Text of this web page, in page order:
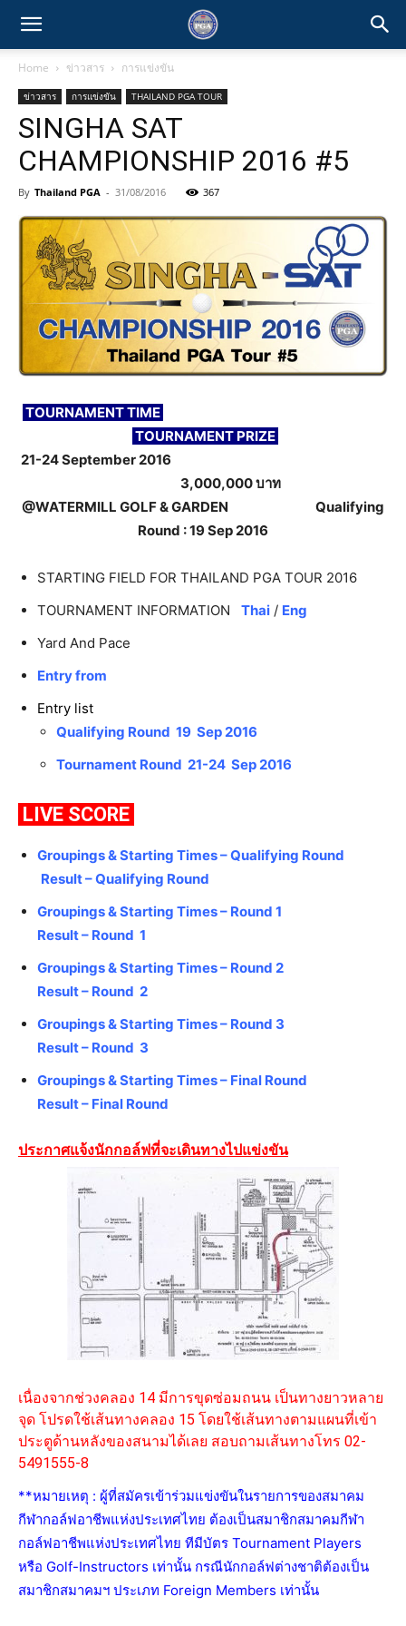
Home ข่าวสาร การแข่งขัน
ข่าวสาร การแข่งขัน THAILAND PGA TOUR
SINGHA SAT
CHAMPIONSHIP 2016 #5
By Thailand PGA - 31/08/2016 367
TOURNAMENT TIME
TOURNAMENT PRIZE
21-24 September 2016
3,000,000 บาท
@WATERMILL GOLF & GARDEN Qualifying
Round : 19 Sep 2016
STARTING FIELD FOR THAILAND PGA TOUR 2016
TOURNAMENT INFORMATION Thai / Eng
Yard And Pace
Entry from
Entry list
Qualifying Round 19 Sep 2016
Tournament Round 21-24 Sep 2016
LIVE SCORE
Groupings & Starting Times – Qualifying Round
Result – Qualifying Round
Groupings & Starting Times – Round 1
Result – Round 1
Groupings & Starting Times – Round 2
Result – Round 2
Groupings & Starting Times – Round 3
Result – Round 3
Groupings & Starting Times – Final Round
Result – Final Round
ประกาศแจ้งนักกอล์ฟที่จะเดินทางไปแข่งขัน
เนื่องจากช่วงคลอง 14 มีการขุดซ่อมถนน เป็นทางยาวหลาย
จุด โปรดใช้เส้นทางคลอง 15 โดยใช้เส้นทางตามแผนที่เข้า
ประตูด้านหลังของสนามได้เลย สอบถามเส้นทางโทร 02-
5491555-8
**หมายเหตุ : ผู้ที่สมัครเข้าร่วมแข่งขันในรายการของสมาคม
กีฬากอล์ฟอาชีพแห่งประเทศไทย ต้องเป็นสมาชิกสมาคมกีฬา
กอล์ฟอาชีพแห่งประเทศไทย ทีมีบัตร Tournament Players
หรือ Golf-Instructors เท่านั้น กรณีนักกอล์ฟต่างชาติต้องเป็น
สมาชิกสมาคมฯ ประเภท Foreign Members เท่านั้น